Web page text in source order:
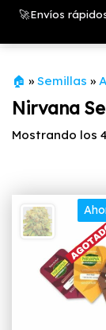
Saltar
contenido
🚀Envíos
🏠 » Semillas »
Nirvana
Mostrando los